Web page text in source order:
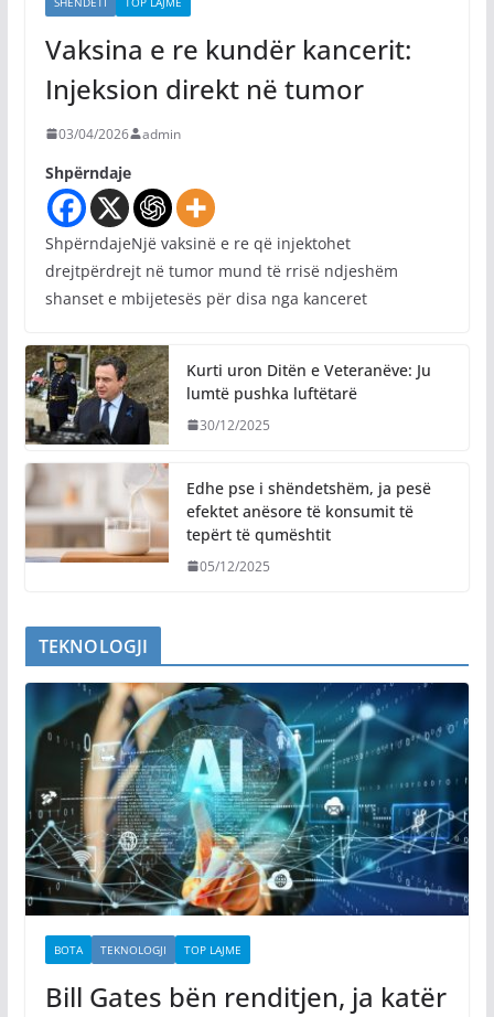
Vaksina e re kundër kancerit:
Injeksion direkt në tumor
03/04/2026 admin
Shpërndaje
ShpërndajeNjë vaksinë e re që injektohet
drejtpërdrejt në tumor mund të rrisë ndjeshëm
shanset e mbijetesës për disa nga kanceret
Kurti uron Ditën e Veteranëve: Ju
lumtë pushka luftëtarë
30/12/2025
Edhe pse i shëndetshëm, ja pesë
efektet anësore të konsumit të
tepërt të qumështit
05/12/2025
TEKNOLOGJI
BOTA TEKNOLOGJI TOP LAJME
Bill Gates bën renditjen, ja katër